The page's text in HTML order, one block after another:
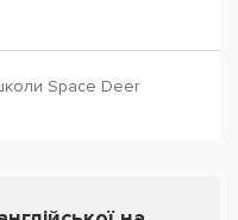
Space Deer